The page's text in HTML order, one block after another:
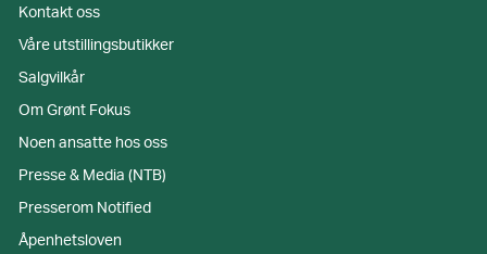
Kontakt oss
Våre utstillingsbutikker
Salgvilkår
Om Grønt Fokus
Noen ansatte hos oss
Presse & Media (NTB)
Presserom Notified
Åpenhetsloven